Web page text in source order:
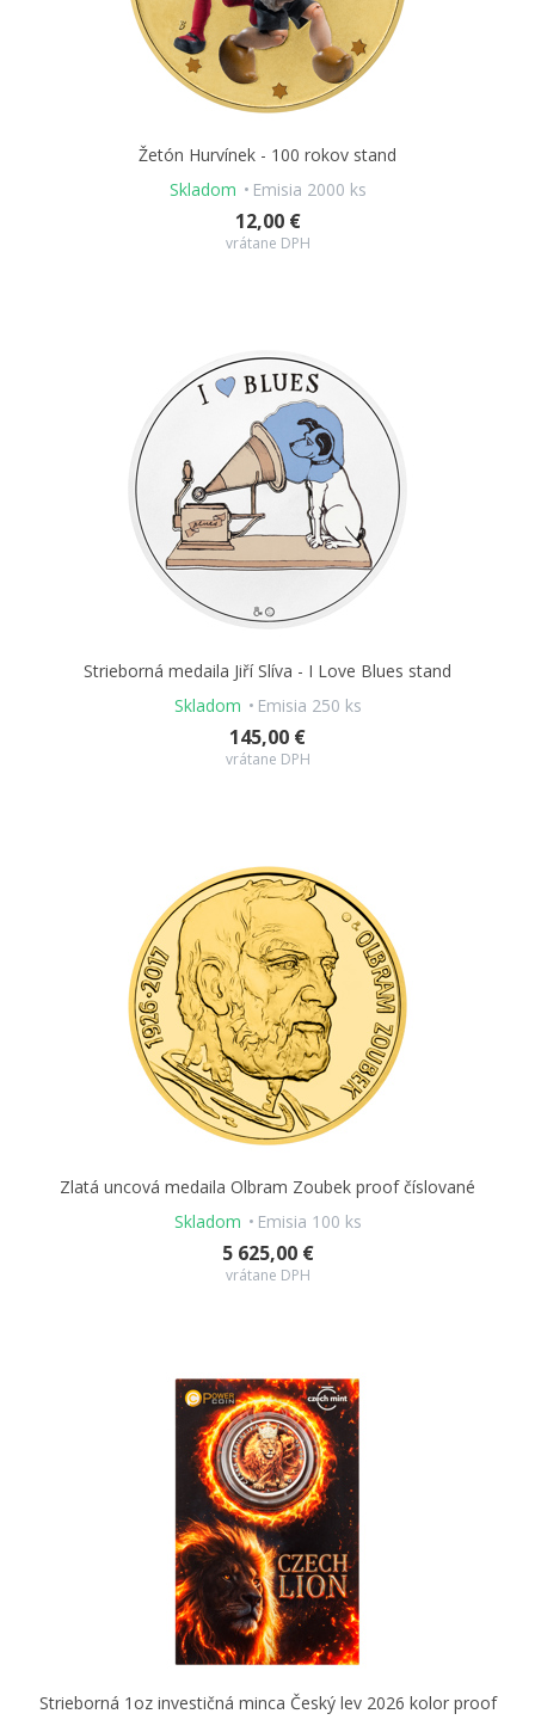
Žetón Hurvínek - 100 rokov stand
Skladom
Emisia 2000 ks
12,00 €
vrátane DPH
Strieborná medaila Jiří Slíva - I Love Blues stand
Skladom
Emisia 250 ks
145,00 €
vrátane DPH
Zlatá uncová medaila Olbram Zoubek proof číslované
Skladom
Emisia 100 ks
5 625,00 €
vrátane DPH
Strieborná 1oz investičná minca Český lev 2026 kolor proof